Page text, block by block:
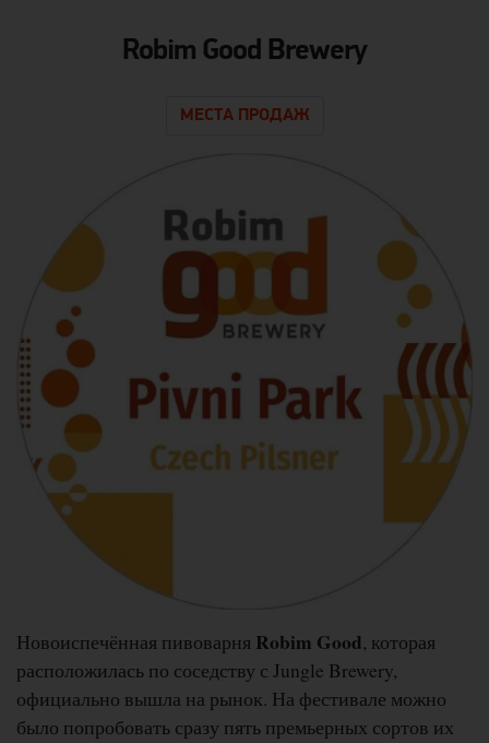
Robim Good Brewery
МЕСТА ПРОДАЖ
Новоиспечённая пивоварня Robim Good, которая
расположилась по соседству с Jungle Brewery,
официально вышла на рынок. На фестивале можно
было попробовать сразу пять премьерных сортов их